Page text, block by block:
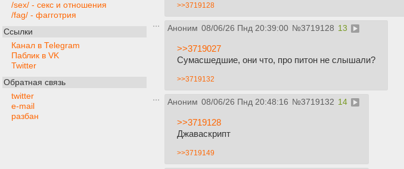
/sex/ - секс и отношения
/fag/ - фагготрия
Ссылки
Канал в Telegram
Паблик в VK
Twitter
Обратная связь
twitter
e-mail
разбан
>>3719128
Аноним 08/06/26 Пнд 20:39:00 №3719128 13
>>3719027
Сумасшедшие, они что, про питон не слышали?
>>3719132
Аноним 08/06/26 Пнд 20:48:16 №3719132 14
>>3719128
Джаваскрипт
>>3719149